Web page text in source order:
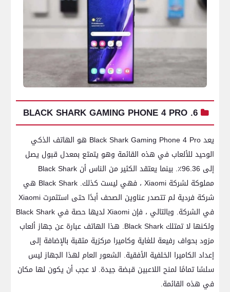
6. BLACK SHARK GAMING PHONE 4 PRO
يعد Black Shark Gaming Phone 4 Pro هو الهاتف الذكي
الوحيد للألعاب في هذه القائمة وهو يتمتع بمعدل قبول يصل
إلى 96.36٪. بينما يعتقد الكثير من الناس أن Black Shark
مملوكة لشركة Xiaomi ، فهي ليست كذلك. Black Shark هي
شركة فردية لم تتصدر عناوين الصحف أبدًا حتى استثمرت Xiaomi
في الشركة. وبالتالي ، فإن Xiaomi لديها حصة في Black Shark
ولكنها لا تمتلك Black Shark. هذا الهاتف عبارة عن جهاز ألعاب
مزود بحواف رفيعة للغاية وكاميرا مركزية مثقبة بالإضافة إلى
إعداد الكاميرا الخلفية الأفقية. الشعور العام لهذا الجهاز ليس
سلسًا تمامًا لمنح اللاعبين قبضة جيدة. لا عجب أن يكون لها مكان
في هذه القائمة.